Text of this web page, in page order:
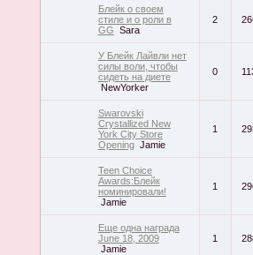
Блейк о своем
стиле и о роли в
GG Sara
2
У Блейк Лайвли нет
силы воли, чтобы
сидеть на диете
NewYorker
0
Swarovski
Crystallized New
York City Store
Opening Jamie
1
Teen Choice
Awards:Блейк
номинировали!
Jamie
1
Еще одна награда
June 18, 2009
Jamie
1